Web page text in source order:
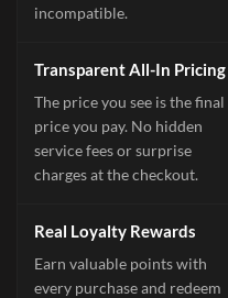
incompatible.
Transparent All-In Pricing
The price you see is the final
price you pay. No hidden
service fees or surprise
charges at the checkout.
Real Loyalty Rewards
Earn valuable points with
every purchase and redeem